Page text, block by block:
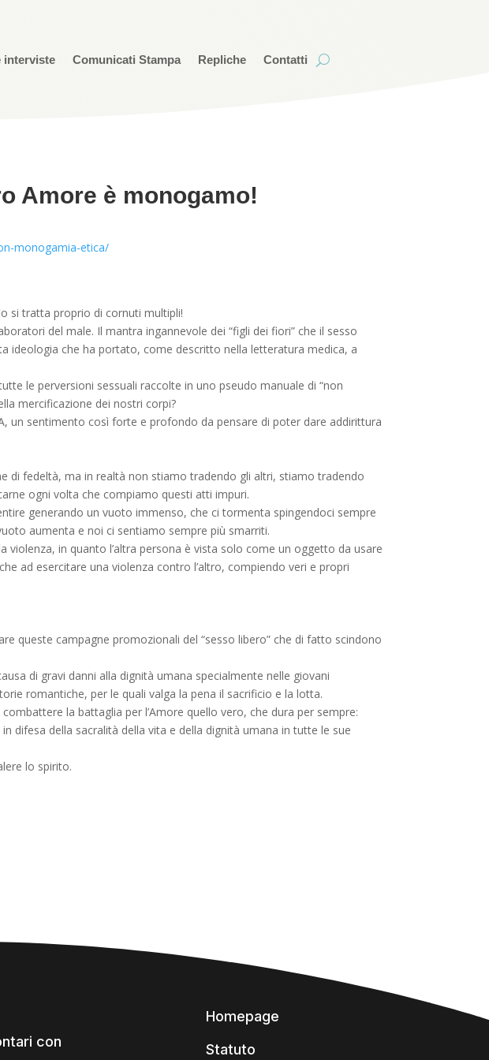
interviste Comunicati Stampa Repliche Contatti
Amore è monogamo!
monogamia-etica/
si tratta proprio di cornuti multipli!
del male. Il mantra ingannevole dei “figli dei fiori” che il sesso
ideologia che ha portato, come descritto nella letteratura medica, a
le perversioni sessuali raccolte in uno pseudo manuale di “non
mercificazione dei nostri corpi?
un sentimento così forte e profondo da pensare di poter dare addirittura
di fedeltà, ma in realtà non stiamo tradendo gli altri, stiamo tradendo
ogni volta che compiamo questi atti impuri.
generando un vuoto immenso, che ci tormenta spingendoci sempre
aumenta e noi ci sentiamo sempre più smarriti.
in quanto l’altra persona è vista solo come un oggetto da usare
ad esercitare una violenza contro l’altro, compiendo veri e propri
queste campagne promozionali del “sesso libero” che di fatto scindono
di gravi danni alla dignità umana specialmente nelle giovani
romantiche, per le quali valga la pena il sacrificio e la lotta.
la battaglia per l’Amore quello vero, che dura per sempre:
difesa della sacralità della vita e della dignità umana in tutte le sue
lo spirito.
con
Homepage
Statuto